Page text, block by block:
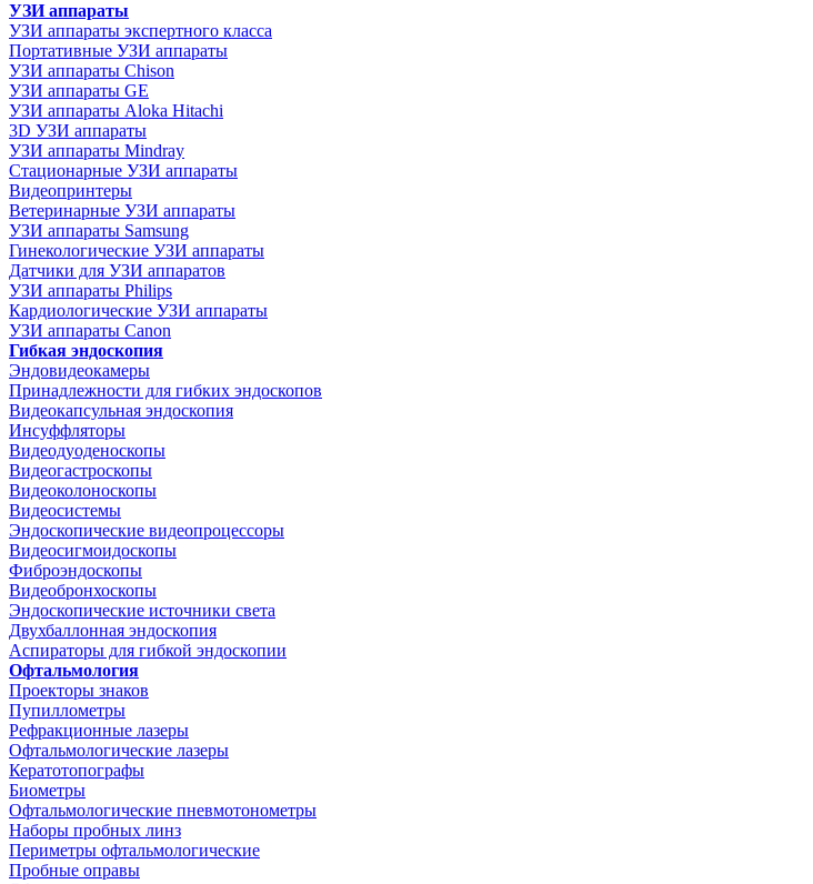
УЗИ аппараты
УЗИ аппараты экспертного класса
Портативные УЗИ аппараты
УЗИ аппараты Chison
УЗИ аппараты GE
УЗИ аппараты Aloka Hitachi
3D УЗИ аппараты
УЗИ аппараты Mindray
Стационарные УЗИ аппараты
Видеопринтеры
Ветеринарные УЗИ аппараты
УЗИ аппараты Samsung
Гинекологические УЗИ аппараты
Датчики для УЗИ аппаратов
УЗИ аппараты Philips
Кардиологические УЗИ аппараты
УЗИ аппараты Canon
Гибкая эндоскопия
Эндовидеокамеры
Принадлежности для гибких эндоскопов
Видеокапсульная эндоскопия
Инсуффляторы
Видеодуоденоскопы
Видеогастроскопы
Видеоколоноскопы
Видеосистемы
Эндоскопические видеопроцессоры
Видеосигмоидоскопы
Фиброэндоскопы
Видеобронхоскопы
Эндоскопические источники света
Двухбаллонная эндоскопия
Аспираторы для гибкой эндоскопии
Офтальмология
Проекторы знаков
Пупиллометры
Рефракционные лазеры
Офтальмологические лазеры
Кератотопографы
Биометры
Офтальмологические пневмотонометры
Наборы пробных линз
Периметры офтальмологические
Пробные оправы